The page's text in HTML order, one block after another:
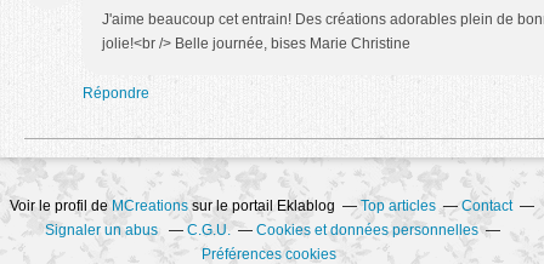
J'aime beaucoup cet entrain! Des créations adorables plein de
jolie!<br /> Belle journée, bises Marie Christine
Répondre
Voir le profil de MCreations sur le portail Eklablog Top articles
Contact
Signaler un abus
C.G.U.
Cookies et données personnelles
Préférences cookies